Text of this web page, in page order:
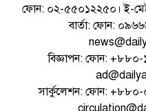
ফোন: ০২-৫৫০১২২৫০। ই-
বার্তা: ফোন:
বিজ্ঞাপন: ফোন:
সার্কুলেশন: ফোন: